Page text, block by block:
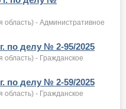
область) - Административное
по делу № 2-95/2025
область) - Гражданское
по делу № 2-59/2025
область) - Гражданское